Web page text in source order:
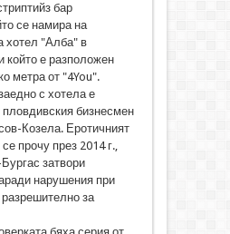
бар
се намира на
хотел "Алба" в
който е разположен
метра от "4You".
с хотела е
пловдивския бизнесмен
Козела. Еротичният
прочу през 2014 г.,
затвори
нарушения при
за